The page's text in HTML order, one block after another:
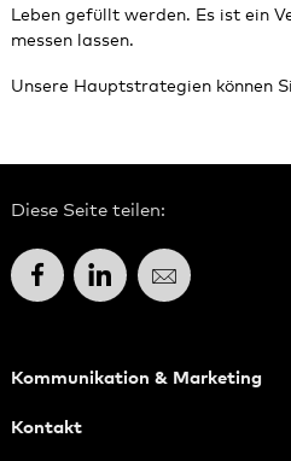
Leben gefüllt werden. Es ist ein
messen lassen.
Unsere Hauptstrategien können
Diese Seite teilen:
FacebookLinkedInE-Mail
Kommunikation & Marketing
Kontakt